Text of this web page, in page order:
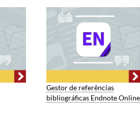
Gestor de referências
bibliográficas Endnote Online